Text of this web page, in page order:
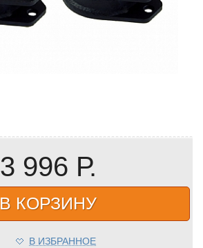
3 996 Р.
В КОРЗИНУ
В ИЗБРАННОЕ